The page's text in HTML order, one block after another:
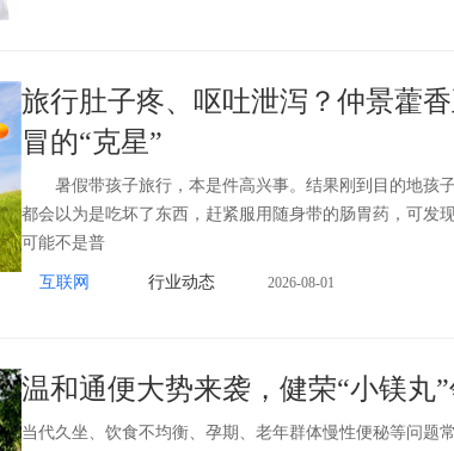
旅行肚子疼、呕吐泄泻？仲景藿
冒的“克星”
暑假带孩子旅行，本是件高兴事。结果刚到目的地孩
都会以为是吃坏了东西，赶紧服用随身带的肠胃药，可发
可能不是普
互联网 行业动态 2026-08-01
温和通便大势来袭，健荣“小镁丸
当代久坐、饮食不均衡、孕期、老年群体慢性便秘等问题